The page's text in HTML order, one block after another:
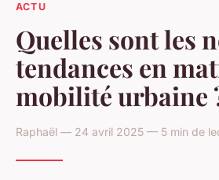
ACTU
Quelles sont les
tendances en
mobilité urbaine
Raphaël — 24 avril 2025 — 5 min de